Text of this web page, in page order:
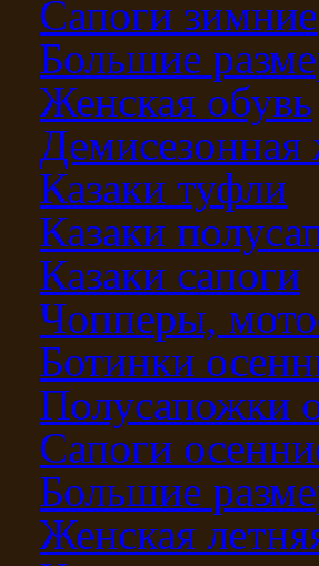
Сапоги зимние
Большие
Женская обувь
Демисезонная
Казаки туфли
Казаки
Казаки сапоги
Чопперы,
Ботинки
Полусапожки
Сапоги
Большие
Женская